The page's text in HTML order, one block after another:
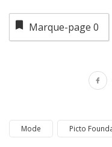
Marque-page 0
Mode Picto